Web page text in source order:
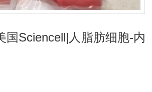
国Sciencell|人脂肪细胞-内